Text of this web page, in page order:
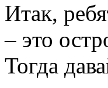
Итак,
– это
Тогда